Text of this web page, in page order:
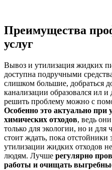
Преимущества
услуг
Вывоз и утилизация жидких
доступна подручными
слишком большие, добраться
канализации образовался ил
решить проблему можно с
Особенно это актуально при
химических отходов, ведь
только для экологии, но и для
стоит ждать, пока отстойники
утилизации жидких отходов
людям. Лучше регулярно
работы и очищать